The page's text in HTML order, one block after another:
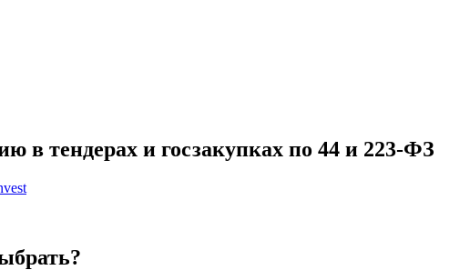
в тендерах и госзакупках по 44 и 223-ФЗ